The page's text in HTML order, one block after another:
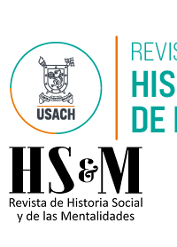
logo_hsm_2021.png